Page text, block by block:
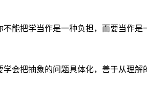
能把学当作是一种负担，而要当作是
会把抽象的问题具体化，善于从理